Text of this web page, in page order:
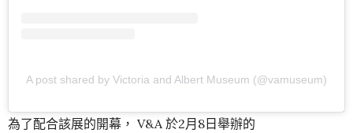
A post shared by Victoria and Albert Museum (@vamuseum)
為了配合該展的開幕， V&A 於2月8日舉辦的